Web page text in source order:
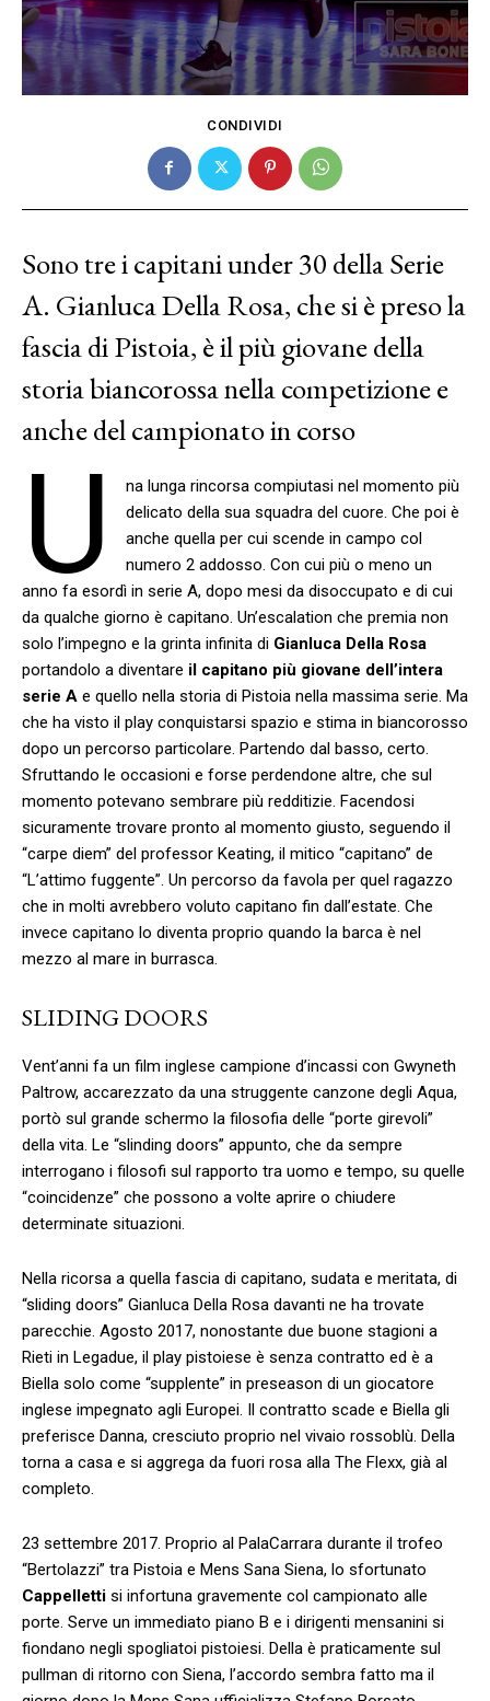
CONDIVIDI
Sono tre i capitani under 30 della Serie
A. Gianluca Della Rosa, che si è preso la
fascia di Pistoia, è il più giovane della
storia biancorossa nella competizione e
anche del campionato in corso
U
na lunga rincorsa compiutasi nel momento più
delicato della sua squadra del cuore. Che poi è
anche quella per cui scende in campo col
numero 2 addosso. Con cui più o meno un
anno fa esordì in serie A, dopo mesi da disoccupato e di cui
da qualche giorno è capitano. Un’escalation che premia non
solo l’impegno e la grinta infinita di Gianluca Della Rosa
portandolo a diventare il capitano più giovane dell’intera
serie A e quello nella storia di Pistoia nella massima serie. Ma
che ha visto il play conquistarsi spazio e stima in biancorosso
dopo un percorso particolare. Partendo dal basso, certo.
Sfruttando le occasioni e forse perdendone altre, che sul
momento potevano sembrare più redditizie. Facendosi
sicuramente trovare pronto al momento giusto, seguendo il
“carpe diem” del professor Keating, il mitico “capitano” de
“L’attimo fuggente”. Un percorso da favola per quel ragazzo
che in molti avrebbero voluto capitano fin dall’estate. Che
invece capitano lo diventa proprio quando la barca è nel
mezzo al mare in burrasca.
SLIDING DOORS
Vent’anni fa un film inglese campione d’incassi con Gwyneth
Paltrow, accarezzato da una struggente canzone degli Aqua,
portò sul grande schermo la filosofia delle “porte girevoli”
della vita. Le “slinding doors” appunto, che da sempre
interrogano i filosofi sul rapporto tra uomo e tempo, su quelle
“coincidenze” che possono a volte aprire o chiudere
determinate situazioni.
Nella ricorsa a quella fascia di capitano, sudata e meritata, di
“sliding doors” Gianluca Della Rosa davanti ne ha trovate
parecchie. Agosto 2017, nonostante due buone stagioni a
Rieti in Legadue, il play pistoiese è senza contratto ed è a
Biella solo come “supplente” in preseason di un giocatore
inglese impegnato agli Europei. Il contratto scade e Biella gli
preferisce Danna, cresciuto proprio nel vivaio rossoblù. Della
torna a casa e si aggrega da fuori rosa alla The Flexx, già al
completo.
23 settembre 2017. Proprio al PalaCarrara durante il trofeo
“Bertolazzi” tra Pistoia e Mens Sana Siena, lo sfortunato
Cappelletti si infortuna gravemente col campionato alle
porte. Serve un immediato piano B e i dirigenti mensanini si
fiondano negli spogliatoi pistoiesi. Della è praticamente sul
pullman di ritorno con Siena, l’accordo sembra fatto ma il